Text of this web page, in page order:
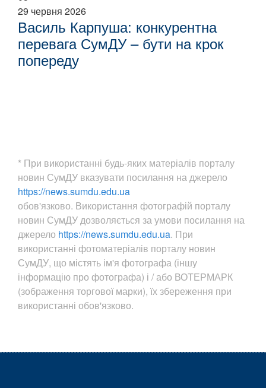
29 червня 2026
Василь Карпуша: конкурентна
перевага СумДУ – бути на крок
попереду
* При використанні будь-яких матеріалів порталу
новин СумДУ вказувати посилання на джерело
https://news.sumdu.edu.ua
обов'язково. Використання фотографій порталу
новин СумДУ дозволяється за умови посилання на
джерело https://news.sumdu.edu.ua. При
використанні фотоматеріалів порталу новин
СумДУ, що містять ім'я фотографа (іншу
інформацію про фотографа) і / або ВОТЕРМАРК
(зображення торгової марки), їх збереження при
використанні обов'язково.